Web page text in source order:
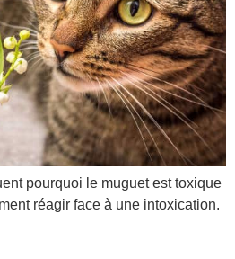
pourquoi le muguet est toxique
réagir face à une intoxication.